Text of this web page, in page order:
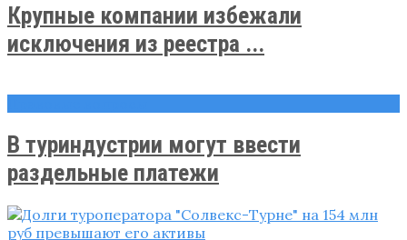
Крупные компании избежали
исключения из реестра ...
В туриндустрии могут ввести
раздельные платежи